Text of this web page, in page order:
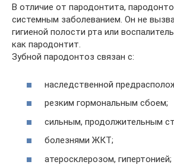
В отличие от пародонтита,
системным заболеванием. Он не
гигиеной полости рта или
как пародонтит.
Зубной пародонтоз связан с:
наследственной
резким гормональным сбоем;
сильным, продолжительным
болезнями ЖКТ;
атеросклерозом, гипертонией;